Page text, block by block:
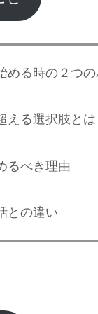
める時の２つ
える選択肢とは
るべき理由
との違い